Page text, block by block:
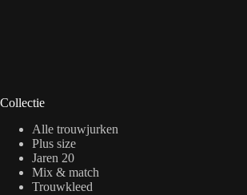
Collectie
Alle trouwjurken
Plus size
Jaren 20
Mix & match
Trouwkleed